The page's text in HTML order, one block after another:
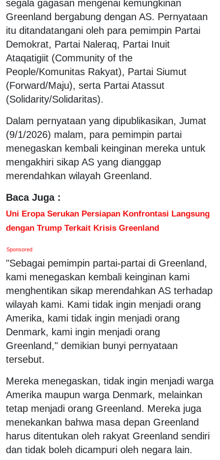
segala gagasan mengenai kemungkinan
Greenland bergabung dengan AS. Pernyataan
itu ditandatangani oleh para pemimpin Partai
Demokrat, Partai Naleraq, Partai Inuit
Ataqatigiit (Community of the
People/Komunitas Rakyat), Partai Siumut
(Forward/Maju), serta Partai Atassut
(Solidarity/Solidaritas).
Dalam pernyataan yang dipublikasikan, Jumat
(9/1/2026) malam, para pemimpin partai
menegaskan kembali keinginan mereka untuk
mengakhiri sikap AS yang dianggap
merendahkan wilayah Greenland.
Baca Juga :
Uni Eropa Serukan Persiapan Konfrontasi Langsung
dengan Trump Terkait Krisis Greenland
Sponsored
"Sebagai pemimpin partai-partai di Greenland,
kami menegaskan kembali keinginan kami
menghentikan sikap merendahkan AS terhadap
wilayah kami. Kami tidak ingin menjadi orang
Amerika, kami tidak ingin menjadi orang
Denmark, kami ingin menjadi orang
Greenland," demikian bunyi pernyataan
tersebut.
Mereka menegaskan, tidak ingin menjadi warga
Amerika maupun warga Denmark, melainkan
tetap menjadi orang Greenland. Mereka juga
menekankan bahwa masa depan Greenland
harus ditentukan oleh rakyat Greenland sendiri
dan tidak boleh dicampuri oleh negara lain.